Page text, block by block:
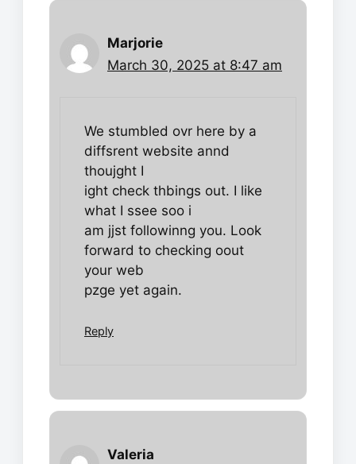
Marjorie
March 30, 2025 at 8:47 am
We stumbled ovr here by a
diffsrent website annd
thoujght I
ight check thbings out. I like
what I ssee soo i
am jjst followinng you. Look
forward to checking oout
your web
pzge yet again.
Reply
Valeria